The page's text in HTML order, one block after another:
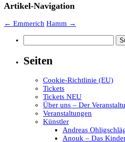
Artikel-Navigation
← Emmerich Hamm →
nach:
Seiten
Cookie-Richtlinie (EU)
Tickets
Tickets NEU
Über uns – Der
Veranstaltungen
Künstler
Andreas
Anouk – Das